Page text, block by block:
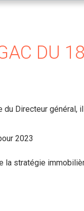
DU
Directeur général,
2023
la stratégie